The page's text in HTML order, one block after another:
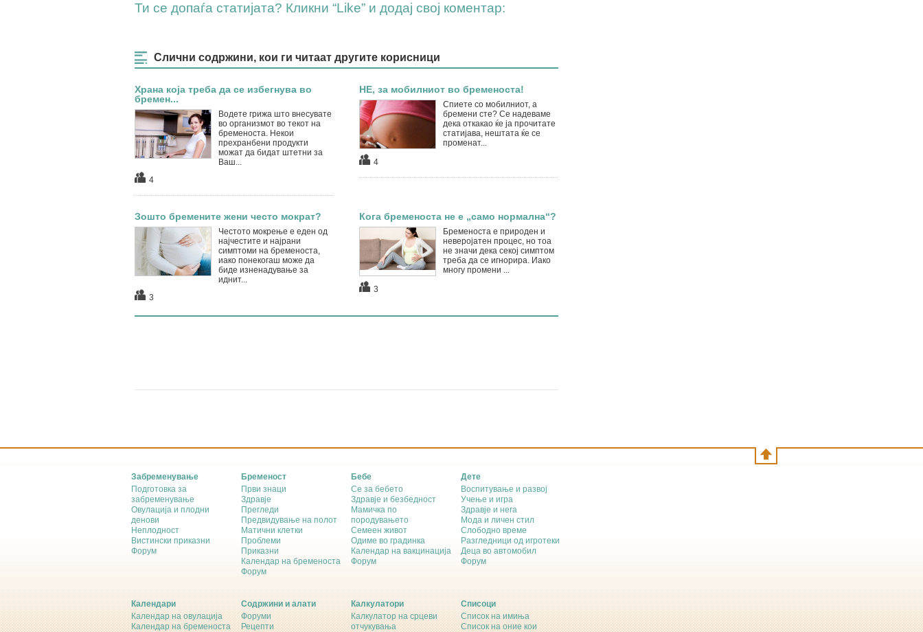
Ти се допаѓа статијата? Кликни “Like” и додај свој коментар:
Слични содржини, кои ги читаат другите корисници
Храна која треба да се избегнува во
бремен...
Водете грижа што внесувате
во организмот во текот на
бременоста. Некои
прехранбени продукти
можат да бидат штетни за
Ваш...
4
НЕ, за мобилниот во бременоста!
Спиете со мобилниот, а
бремени сте? Се надеваме
дека откакао ќе ја прочитате
статијава, нештата ќе се
променат...
4
Зошто бремените жени често мократ?
Честото мокрење е еден од
најчестите и најрани
симптоми на бременоста,
иако понекогаш може да
биде изненадување за
иднит...
3
Кога бременоста не е „само нормална“?
Бременоста е природен и
неверојатен процес, но тоа
не значи дека секој симптом
треба да се игнорира. Иако
многу промени ...
3
Забременување
Подготовка за
забременување
Овулација и плодни
денови
Неплодност
Вистински приказни
Форум
Бременост
Први знаци
Здравје
Прегледи
Предвидување на полот
Матични клетки
Проблеми
Приказни
Календар на бременоста
Форум
Бебе
Се за бебето
Здравје и безбедност
Мамичка по
породувањето
Семеен живот
Одиме во градинка
Календар на вакцинација
Форум
Дете
Воспитување и развој
Учење и игра
Здравје и нега
Мода и личен стил
Слободно време
Разгледници од игротеки
Деца во автомобил
Форум
Календари
Календар на овулација
Календар на бременоста
Содржини и алати
Форуми
Рецепти
Калкулатори
Калкулатор на срцеви
отчукувања
Списоци
Список на имиња
Список на оние кои